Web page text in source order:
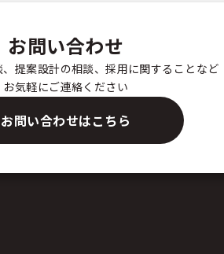
お問い合わせ
提案設計の相談、採用に関することなど
お気軽にご連絡ください
お問い合わせはこちら